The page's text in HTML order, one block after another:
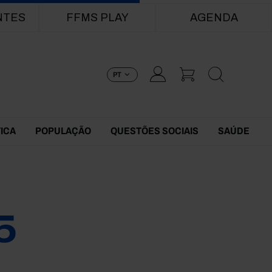
FFMS PLAY AGENDA
PT
POPULAÇÃO QUESTÕES SOCIAIS SAÚDE